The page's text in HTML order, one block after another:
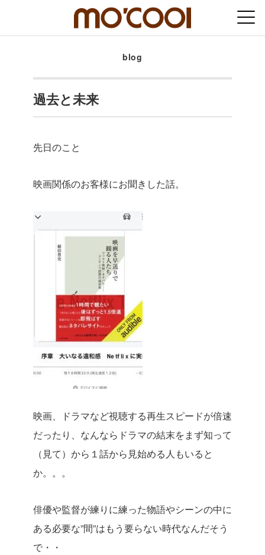
blog
過去と未来
先日のこと
映画関係のお客様にお聞きした話。
映画、ドラマなど視聴する再生スピードが倍速
だったり、なんならドラマの結末をまず知って
（見て）から１話から見始める人もいると
か。。。
俳優や監督が練りに練った物語やシーンの中に
ある必要な”間”はもう要らない時代なんだそう
で・・